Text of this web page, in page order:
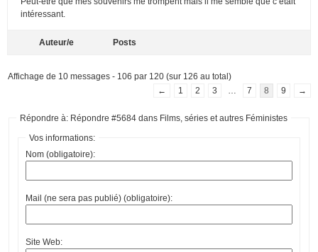
intéressant.
Auteur/e Posts
Affichage de 10 messages - 106 par 120 (sur 126 au total)
←
1 2 3 7 8 9 →
Répondre à: Répondre #5684 dans Films, séries et autres Féministes
Vos informations:
Nom (obligatoire):
Mail (ne sera pas publié) (obligatoire):
Site Web: